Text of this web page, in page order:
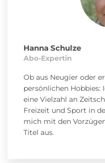
Hanna Schulze
Abo-Expertin
Ob aus Neugier oder
persönlichen Hobbies:
eine Vielzahl an
Freizeit und Sport in
mich mit den
Titel aus.